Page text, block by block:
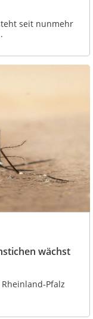
seit nunmehr
wächst
Pfalz